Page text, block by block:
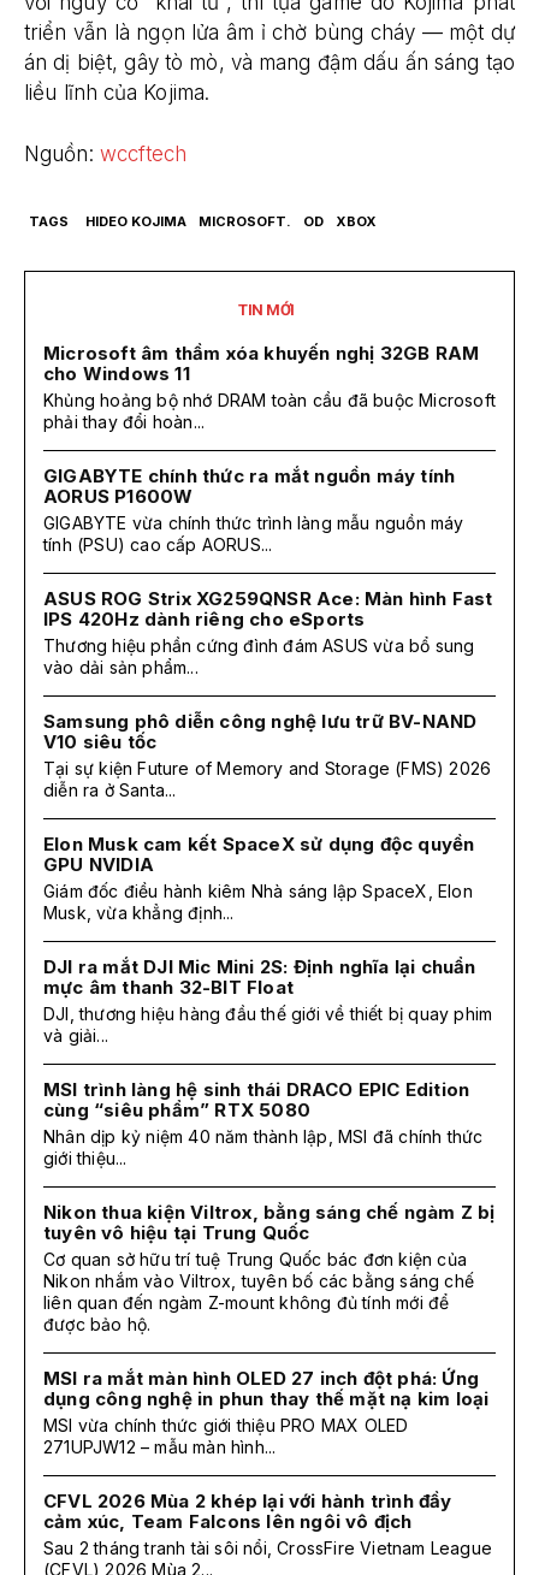
triển vẫn là ngọn lửa âm ỉ chờ bùng cháy — một dự
án dị biệt, gây tò mò, và mang đậm dấu ấn sáng tạo
liều lĩnh của Kojima.
Nguồn: wccftech
TAGS HIDEO KOJIMA MICROSOFT. OD XBOX
TIN MỚI
Microsoft âm thầm xóa khuyến nghị 32GB RAM
cho Windows 11
Khủng hoảng bộ nhớ DRAM toàn cầu đã buộc Microsoft
phải thay đổi hoàn...
GIGABYTE chính thức ra mắt nguồn máy tính
AORUS P1600W
GIGABYTE vừa chính thức trình làng mẫu nguồn máy
tính (PSU) cao cấp AORUS...
ASUS ROG Strix XG259QNSR Ace: Màn hình Fast
IPS 420Hz dành riêng cho eSports
Thương hiệu phần cứng đình đám ASUS vừa bổ sung
vào dải sản phẩm...
Samsung phô diễn công nghệ lưu trữ BV-NAND
V10 siêu tốc
Tại sự kiện Future of Memory and Storage (FMS) 2026
diễn ra ở Santa...
Elon Musk cam kết SpaceX sử dụng độc quyền
GPU NVIDIA
Giám đốc điều hành kiêm Nhà sáng lập SpaceX, Elon
Musk, vừa khẳng định...
DJI ra mắt DJI Mic Mini 2S: Định nghĩa lại chuẩn
mực âm thanh 32-BIT Float
DJI, thương hiệu hàng đầu thế giới về thiết bị quay phim
và giải...
MSI trình làng hệ sinh thái DRACO EPIC Edition
cùng “siêu phẩm” RTX 5080
Nhân dịp kỷ niệm 40 năm thành lập, MSI đã chính thức
giới thiệu...
Nikon thua kiện Viltrox, bằng sáng chế ngàm Z bị
tuyên vô hiệu tại Trung Quốc
Cơ quan sở hữu trí tuệ Trung Quốc bác đơn kiện của
Nikon nhắm vào Viltrox, tuyên bố các bằng sáng chế
liên quan đến ngàm Z-mount không đủ tính mới để
được bảo hộ.
MSI ra mắt màn hình OLED 27 inch đột phá: Ứng
dụng công nghệ in phun thay thế mặt nạ kim loại
MSI vừa chính thức giới thiệu PRO MAX OLED
271UPJW12 – mẫu màn hình...
CFVL 2026 Mùa 2 khép lại với hành trình đầy
cảm xúc, Team Falcons lên ngôi vô địch
Sau 2 tháng tranh tài sôi nổi, CrossFire Vietnam League
(CFVL) 2026 Mùa 2...